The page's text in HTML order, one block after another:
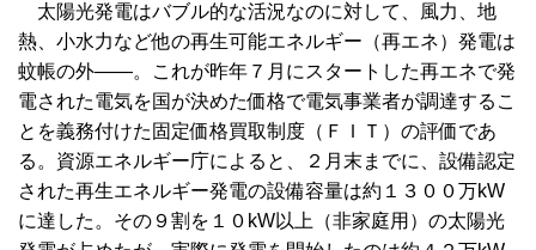
太陽光発電はバブル的な活況なのに対して、風力、地
熱、小水力など他の再生可能エネルギー（再エネ）発電は
蚊帳の外――。これが昨年７月にスタートした再エネで発
電された電気を国が決めた価格で電気事業者が調達するこ
とを義務付けた固定価格買取制度（ＦＩＴ）の評価であ
る。資源エネルギー庁によると、２月末までに、設備認定
された再生エネルギー発電の設備容量は約１３００万kW
に達した。その９割を１０kW以上（非家庭用）の太陽光